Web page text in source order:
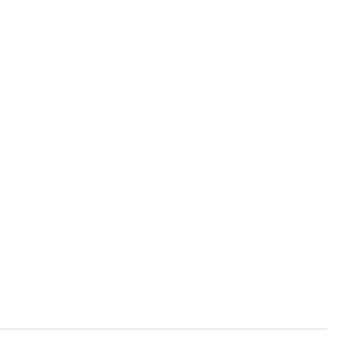
クロック(集合)
別)